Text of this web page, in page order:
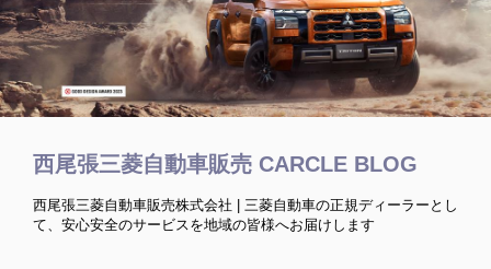
西尾張三菱自動車販売 CARCLE BLOG
西尾張三菱自動車販売株式会社 | 三菱自動車の正規ディーラーとし
て、安心安全のサービスを地域の皆様へお届けします